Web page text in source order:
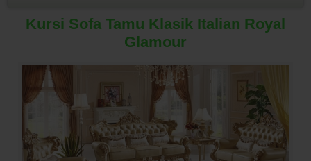
Kursi Sofa Tamu Klasik Italian Royal
Glamour